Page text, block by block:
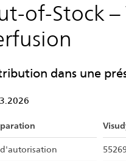
of-Stock
dans une